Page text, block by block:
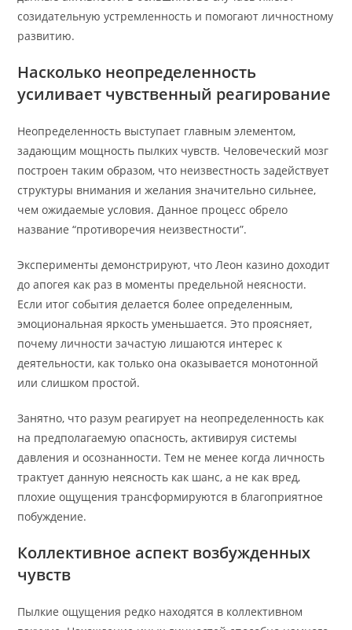
созидательную устремленность и помогают личностному
развитию.
Насколько неопределенность
усиливает чувственный реагирование
Неопределенность выступает главным элементом,
задающим мощность пылких чувств. Человеческий мозг
построен таким образом, что неизвестность задействует
структуры внимания и желания значительно сильнее,
чем ожидаемые условия. Данное процесс обрело
название “противоречия неизвестности”.
Эксперименты демонстрируют, что Леон казино доходит
до апогея как раз в моменты предельной неясности.
Если итог события делается более определенным,
эмоциональная яркость уменьшается. Это проясняет,
почему личности зачастую лишаются интерес к
деятельности, как только она оказывается монотонной
или слишком простой.
Занятно, что разум реагирует на неопределенность как
на предполагаемую опасность, активируя системы
давления и осознанности. Тем не менее когда личность
трактует данную неясность как шанс, а не как вред,
плохие ощущения трансформируются в благоприятное
побуждение.
Коллективное аспект возбужденных
чувств
Пылкие ощущения редко находятся в коллективном